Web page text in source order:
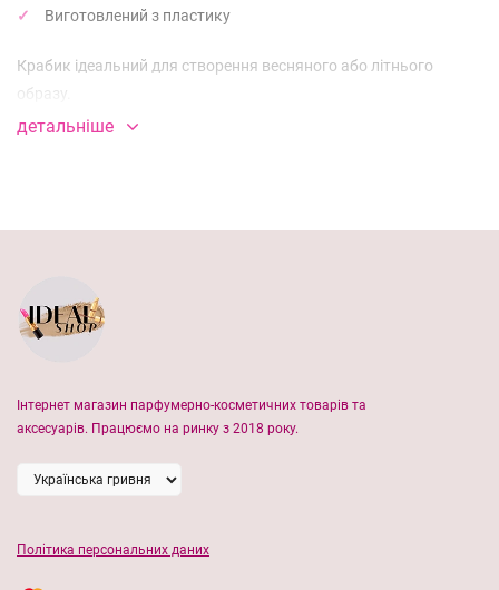
Виготовлений з пластику
Крабик ідеальний для створення весняного або літнього
образу.
відразу стає неперевершеним.
відповідно до довжини та густоти вашого волосся.
детальніше
Інтернет магазин парфумерно-косметичних товарів та
аксесуарів. Працюємо на ринку з 2018 року.
Політика персональних даних